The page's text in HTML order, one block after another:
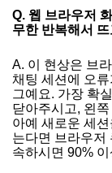
Q. 웹 브라우저
무한 반복해서
A. 이 현상은 브
채팅 세션에 오
그예요. 가장 확
닫아주시고, 왼쪽
아예 새로운 세
는다면 브라우저
속하시면 90%